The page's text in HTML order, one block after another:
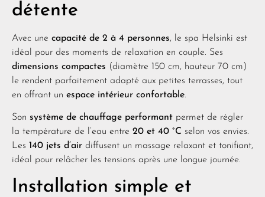
détente
Avec une capacité de 2 à 4 personnes, le spa Helsinki est
idéal pour des moments de relaxation en couple. Ses
dimensions compactes (diamètre 150 cm, hauteur 70 cm)
le rendent parfaitement adapté aux petites terrasses, tout
en offrant un espace intérieur confortable.
Son système de chauffage performant permet de régler
la température de l’eau entre 20 et 40 °C selon vos envies.
Les 140 jets d’air diffusent un massage relaxant et tonifiant,
idéal pour relâcher les tensions après une longue journée.
Installation simple et